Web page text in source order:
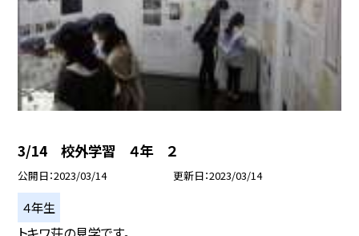
3/14 校外学習 ４年 ２
公開日 2023/03/14 更新日 2023/03/14
４年生